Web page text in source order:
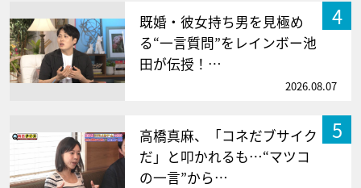
4
既婚・彼女持ち男を見極め
る“一言質問”をレインボー池
田が伝授！…
2026.08.07
5
高橋真麻、「コネだブサイク
だ」と叩かれるも…“マツコ
の一言”から…